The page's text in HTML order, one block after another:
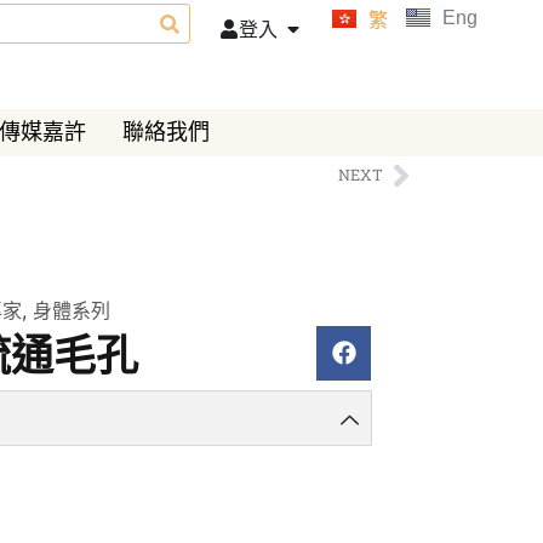
登入 繁 Eng
傳媒嘉許 聯絡我們
NEXT
, 身體系列
通毛孔